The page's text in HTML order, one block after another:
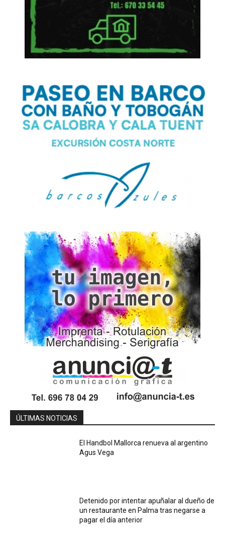
ÚLTIMAS NOTICIAS
El Handbol Mallorca renueva al argentino
Agus Vega
Detenido por intentar apuñalar al dueño de
un restaurante en Palma tras negarse a
pagar el día anterior